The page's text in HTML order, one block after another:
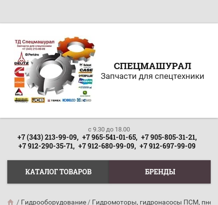
СПЕЦМАШУРАЛ
Запчасти для спецтехники
c 9.30 до 18.00
+7 (343) 213-99-09, +7 965-541-01-65, +7 905-805-31-21,
+7 912-290-35-71, +7 912-680-99-09, +7 912-697-99-09
КАТАЛОГ ТОВАРОВ БРЕНДЫ
/ Гидрооборудование / Гидромоторы, гидронасосы ПСМ,